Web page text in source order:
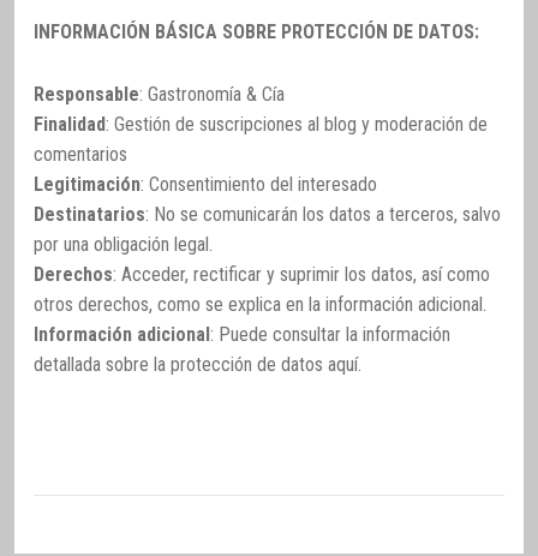
INFORMACIÓN BÁSICA SOBRE PROTECCIÓN DE DATOS:
Responsable: Gastronomía & Cía
Finalidad: Gestión de suscripciones al blog y moderación de
comentarios
Legitimación: Consentimiento del interesado
Destinatarios: No se comunicarán los datos a terceros, salvo
por una obligación legal.
Derechos: Acceder, rectificar y suprimir los datos, así como
otros derechos, como se explica en la información adicional.
Información adicional : Puede consultar la información
detallada sobre la protección de datos aquí.